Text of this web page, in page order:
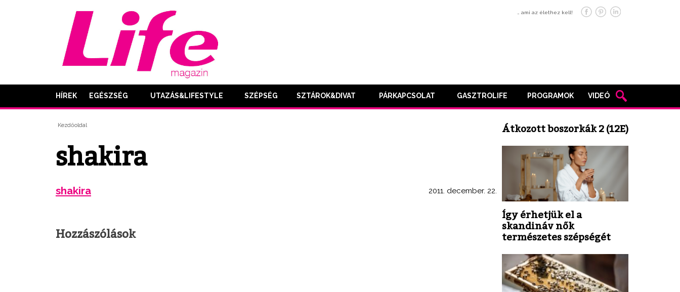
… ami az élethez kell!
HÍREK EGÉSZSÉG UTAZÁS&LIFESTYLE SZÉPSÉG SZTÁROK&DIVAT PÁRKAPCSOLAT GASZTROLIFE PROGRAMOK VIDEÓ
Kezdőoldal
shakira
2011. december. 22.
shakira
Hozzászólások
Átkozott boszorkák 2 (12E)
Így érhetjük el a
skandináv nők
természetes szépségét